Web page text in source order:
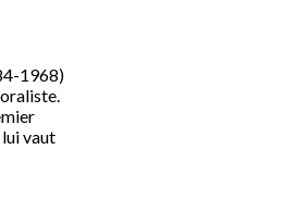
1968)
vaut